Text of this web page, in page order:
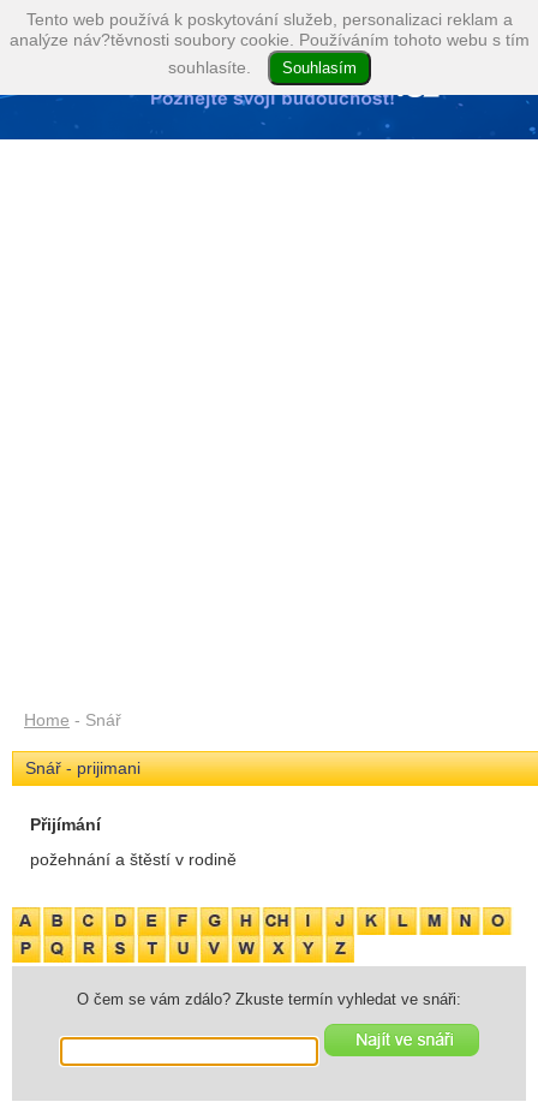
Home - Snář
Snář - prijimani
Přijímání
požehnání a štěstí v rodině
O čem se vám zdálo? Zkuste termín vyhledat ve snáři:
Tento web používá k poskytování služeb, personalizaci reklam a
analýze náv?těvnosti soubory cookie. Používáním tohoto webu s tím
souhlasíte.